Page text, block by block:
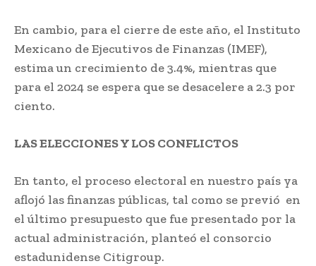
En cambio, para el cierre de este año, el Instituto
Mexicano de Ejecutivos de Finanzas (IMEF),
estima un crecimiento de 3.4%, mientras que
para el 2024 se espera que se desacelere a 2.3 por
ciento.
LAS ELECCIONES Y LOS CONFLICTOS
En tanto, el proceso electoral en nuestro país ya
aflojó las finanzas públicas, tal como se previó en
el último presupuesto que fue presentado por la
actual administración, planteó el consorcio
estadunidense Citigroup.